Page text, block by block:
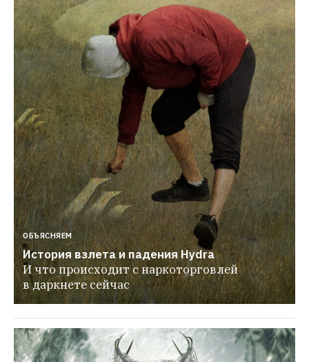
ОБЪЯСНЯЕМ
История взлета и падения Hydra
И что происходит с наркоторговлей
в даркнете сейчас